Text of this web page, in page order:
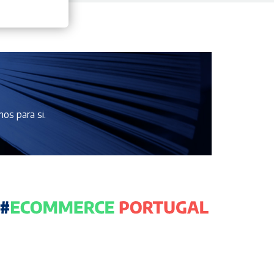
para si.